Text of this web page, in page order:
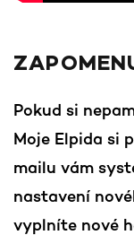
Pokud si
Moje Elpida si
mailu vám
nastavení
vyplníte nové